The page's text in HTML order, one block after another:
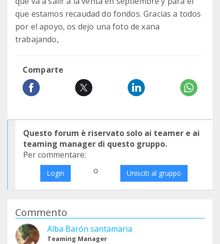
que estamos recaudad do fondos. Gracias a todos
por el apoyo, os dejo una foto de xana
trabajando,
Comparte
Questo forum è riservato solo ai teamer e ai
teaming manager di questo gruppo.
Per commentare:
Login o Unisciti al gruppo
Commento
Alba Barón santamaria
Teaming Manager